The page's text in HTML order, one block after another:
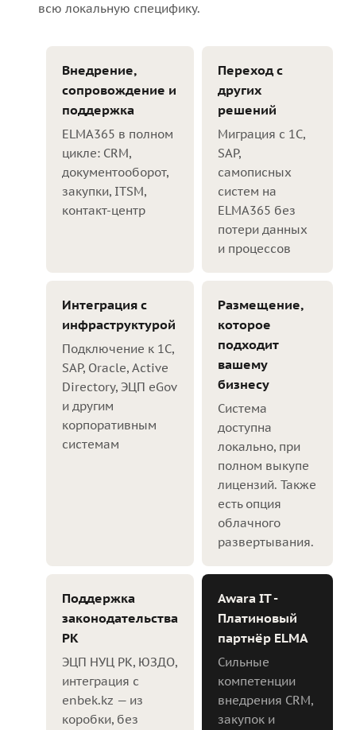
всю локальную специфику.
Внедрение,
сопровождение и
поддержка
ELMA365 в полном
цикле: CRM,
документооборот,
закупки, ITSM,
контакт-центр
Переход с
других
решений
Миграция с 1С,
SAP,
самописных
систем на
ELMA365 без
потери данных
и процессов
Интеграция с
инфраструктурой
Подключение к 1С,
SAP, Oracle, Active
Directory, ЭЦП eGov
и другим
корпоративным
системам
Размещение,
которое
подходит
вашему
бизнесу
Система
доступна
локально, при
полном выкупе
лицензий. Также
есть опция
облачного
развертывания.
Поддержка
законодательства
РК
ЭЦП НУЦ РК, ЮЗДО,
интеграция с
enbek.kz — из
коробки, без
Awara IT -
Платиновый
партнёр ELMA
Сильные
компетенции
внедрения CRM,
закупок и